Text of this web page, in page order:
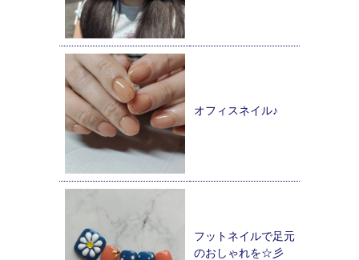
オフィスネイル♪
フットネイルで足元
のおしゃれを☆彡